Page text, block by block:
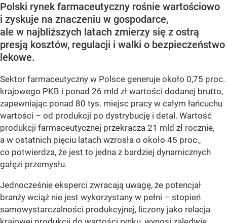
Polski rynek farmaceutyczny rośnie wartościowo
i zyskuje na znaczeniu w gospodarce,
ale w najbliższych latach zmierzy się z ostrą
presją kosztów, regulacji i walki o bezpieczeństwo
lekowe.
Sektor farmaceutyczny w Polsce generuje około 0,75 proc.
krajowego PKB i ponad 26 mld zł wartości dodanej brutto,
zapewniając ponad 80 tys. miejsc pracy w całym łańcuchu
wartości – od produkcji po dystrybucję i detal. Wartość
produkcji farmaceutycznej przekracza 21 mld zł rocznie,
a w ostatnich pięciu latach wzrosła o około 45 proc.,
co potwierdza, że jest to jedna z bardziej dynamicznych
gałęzi przemysłu.
Jednocześnie eksperci zwracają uwagę, że potencjał
branży wciąż nie jest wykorzystany w pełni – stopień
samowystarczalności produkcyjnej, liczony jako relacja